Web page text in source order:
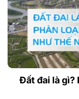
Đất đai là gì?